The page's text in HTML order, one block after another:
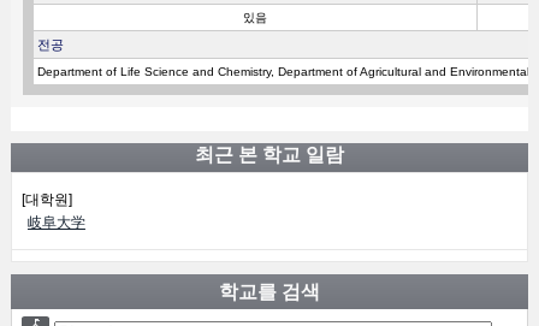
있음
전공
Department of Life Science and Chemistry, Department of Agricultural and
최근 본 학교 일람
[대학원]
岐阜大学
학교를 검색